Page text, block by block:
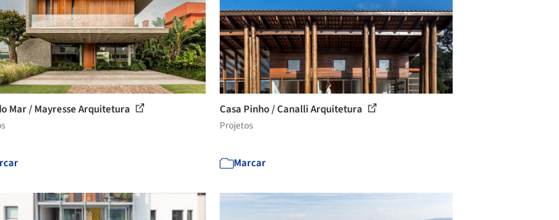
Mar / Mayresse Arquitetura Casa Pinho / Canalli Arquitetura
Projetos
Marcar